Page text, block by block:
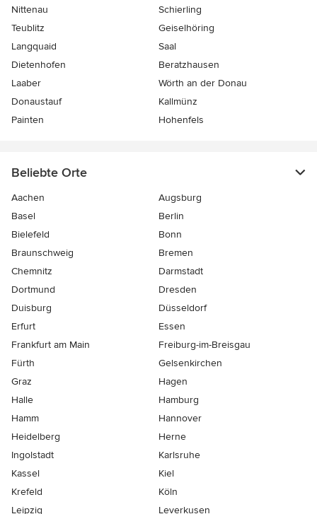
Nittenau
Schierling
Teublitz
Geiselhöring
Langquaid
Saal
Dietenhofen
Beratzhausen
Laaber
Wörth an der Donau
Donaustauf
Kallmünz
Painten
Hohenfels
Beliebte Orte
Aachen
Augsburg
Basel
Berlin
Bielefeld
Bonn
Braunschweig
Bremen
Chemnitz
Darmstadt
Dortmund
Dresden
Duisburg
Düsseldorf
Erfurt
Essen
Frankfurt am Main
Freiburg-im-Breisgau
Fürth
Gelsenkirchen
Graz
Hagen
Halle
Hamburg
Hamm
Hannover
Heidelberg
Herne
Ingolstadt
Karlsruhe
Kassel
Kiel
Krefeld
Köln
Leipzig
Leverkusen